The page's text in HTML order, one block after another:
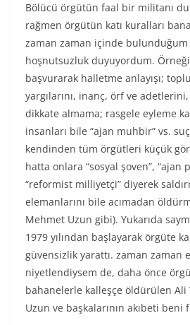
Bölücü örgütün faal bir militanı
rağmen örgütün katı kuralları
zaman zaman içinde
hoşnutsuzluk duyuyordum.
başvurarak halletme anlayışı;
yargılarını, inanç, örf ve adetlerini,
dikkate almama; rasgele eyleme
insanları bile “ajan muhbir” vs.
kendinden tüm örgütleri küçük
hatta onlara “sosyal şoven”, “ajan
“reformist milliyetçi” diyerek
elemanlarını bile acımadan
Mehmet Uzun gibi). Yukarıda
1979 yılından başlayarak örgüte
güvensizlik yarattı. zaman zaman
niyetlendiysem de, daha önce
bahanelerle kalleşçe öldürülen Ali
Uzun ve başkalarının akıbeti